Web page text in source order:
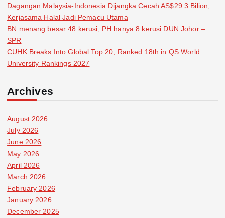
Dagangan Malaysia-Indonesia Dijangka Cecah AS$29.3 Bilion,
Kerjasama Halal Jadi Pemacu Utama
BN menang besar 48 kerusi, PH hanya 8 kerusi DUN Johor –
SPR
CUHK Breaks Into Global Top 20, Ranked 18th in QS World
University Rankings 2027
Archives
August 2026
July 2026
June 2026
May 2026
April 2026
March 2026
February 2026
January 2026
December 2025